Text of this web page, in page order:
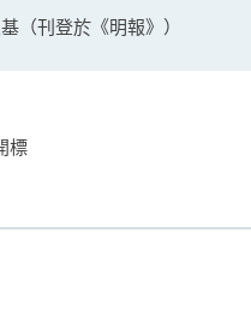
（刊登於《明報》）
標